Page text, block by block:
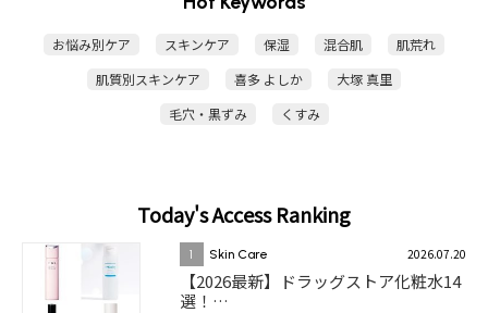
お悩み別ケア スキンケア 保湿 混合肌
肌荒れ
肌質別スキンケア
喜多 よしか
大塚 真里
毛穴・黒ずみ
くすみ
Today's Access Ranking
1 Skin Care 2026.07.20
【2026最新】ドラッグストア化粧水14
選！…